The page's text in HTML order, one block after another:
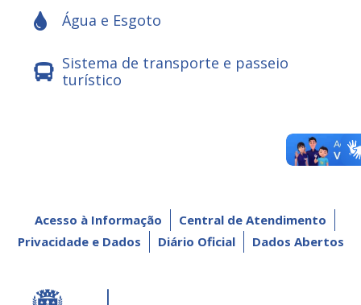
Água e Esgoto
Sistema de transporte e passeio
turístico
Acesso à Informação
Central de Atendimento
Privacidade e Dados
Diário Oficial Dados Abertos